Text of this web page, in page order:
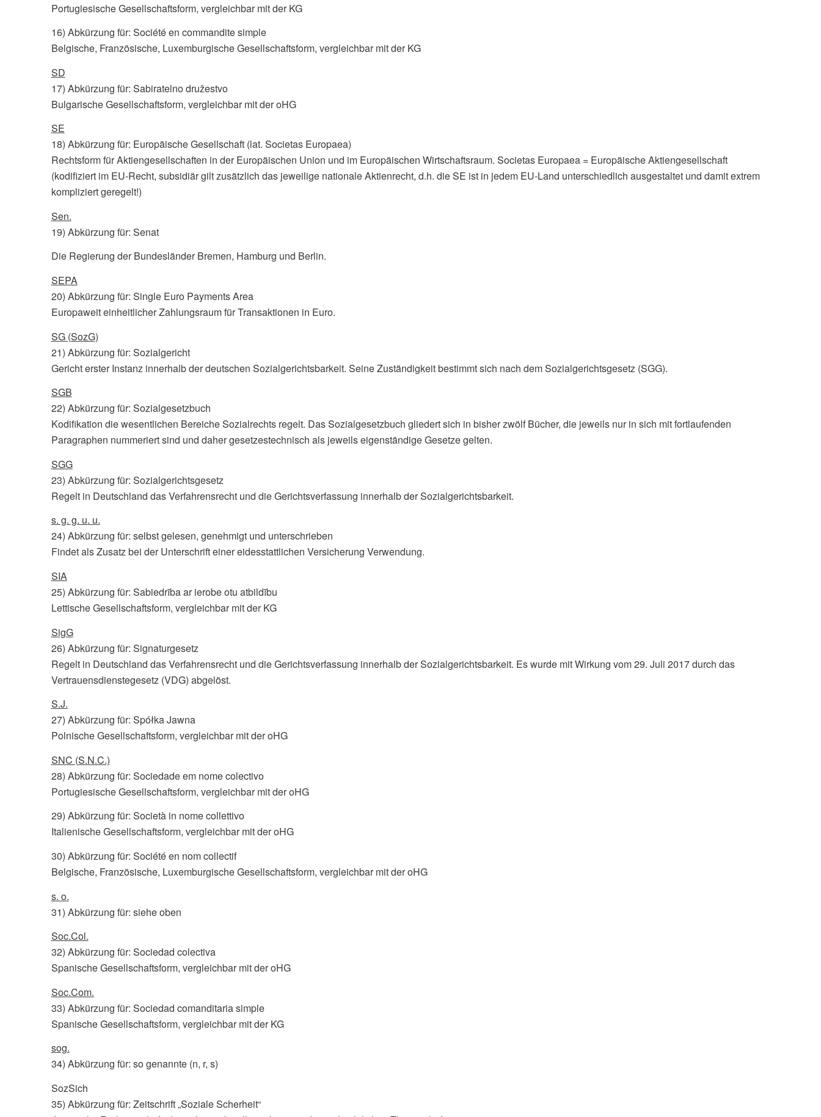
Portugiesische Gesellschaftsform, vergleichbar mit der KG
16) Abkürzung für: Société en commandite simple
Belgische, Französische, Luxemburgische Gesellschaftsform, vergleichbar mit der KG
SD
17) Abkürzung für: Sabiratelno družestvo
Bulgarische Gesellschaftsform, vergleichbar mit der oHG
SE
18) Abkürzung für: Europäische Gesellschaft (lat. Societas Europaea)
Rechtsform für Aktiengesellschaften in der Europäischen Union und im Europäischen Wirtschaftsraum. Societas Europaea = Europäische Aktiengesellschaft
(kodifiziert im EU-Recht, subsidiär gilt zusätzlich das jeweilige nationale Aktienrecht, d.h. die SE ist in jedem EU-Land unterschiedlich ausgestaltet und damit extrem
kompliziert geregelt!)
Sen.
19) Abkürzung für: Senat
Die Regierung der Bundesländer Bremen, Hamburg und Berlin.
SEPA
20) Abkürzung für: Single Euro Payments Area
Europaweit einheitlicher Zahlungsraum für Transaktionen in Euro.
SG (SozG)
21) Abkürzung für: Sozialgericht
Gericht erster Instanz innerhalb der deutschen Sozialgerichtsbarkeit. Seine Zuständigkeit bestimmt sich nach dem Sozialgerichtsgesetz (SGG).
SGB
22) Abkürzung für: Sozialgesetzbuch
Kodifikation die wesentlichen Bereiche Sozialrechts regelt. Das Sozialgesetzbuch gliedert sich in bisher zwölf Bücher, die jeweils nur in sich mit fortlaufenden
Paragraphen nummeriert sind und daher gesetzestechnisch als jeweils eigenständige Gesetze gelten.
SGG
23) Abkürzung für: Sozialgerichtsgesetz
Regelt in Deutschland das Verfahrensrecht und die Gerichtsverfassung innerhalb der Sozialgerichtsbarkeit.
s. g. g. u. u.
24) Abkürzung für: selbst gelesen, genehmigt und unterschrieben
Findet als Zusatz bei der Unterschrift einer eidesstattlichen Versicherung Verwendung.
SIA
25) Abkürzung für: Sabiedrība ar ierobe otu atbildību
Lettische Gesellschaftsform, vergleichbar mit der KG
SigG
26) Abkürzung für: Signaturgesetz
Regelt in Deutschland das Verfahrensrecht und die Gerichtsverfassung innerhalb der Sozialgerichtsbarkeit. Es wurde mit Wirkung vom 29. Juli 2017 durch das
Vertrauensdienstegesetz (VDG) abgelöst.
S.J.
27) Abkürzung für: Spółka Jawna
Polnische Gesellschaftsform, vergleichbar mit der oHG
SNC (S.N.C.)
28) Abkürzung für: Sociedade em nome colectivo
Portugiesische Gesellschaftsform, vergleichbar mit der oHG
29) Abkürzung für: Società in nome collettivo
Italienische Gesellschaftsform, vergleichbar mit der oHG
30) Abkürzung für: Société en nom collectif
Belgische, Französische, Luxemburgische Gesellschaftsform, vergleichbar mit der oHG
s. o.
31) Abkürzung für: siehe oben
Soc.Col.
32) Abkürzung für: Sociedad colectiva
Spanische Gesellschaftsform, vergleichbar mit der oHG
Soc.Com.
33) Abkürzung für: Sociedad comanditaria simple
Spanische Gesellschaftsform, vergleichbar mit der KG
sog.
34) Abkürzung für: so genannte (n, r, s)
SozSich
35) Abkürzung für: Zeitschrift „Soziale Scherheit“